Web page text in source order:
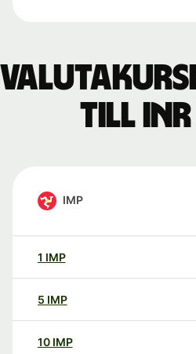
till
IMP
1 IMP
5 IMP
10 IMP